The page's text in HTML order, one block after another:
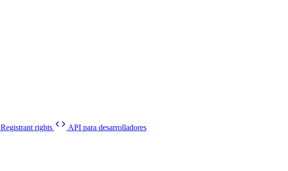
Registrant rights API para desarrolladores